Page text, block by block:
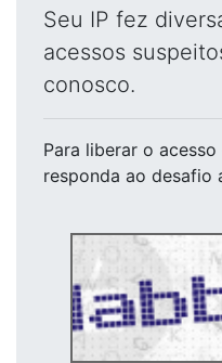
Seu IP fez
acessos
conosco.
Para liberar o acesso
responda ao desafio